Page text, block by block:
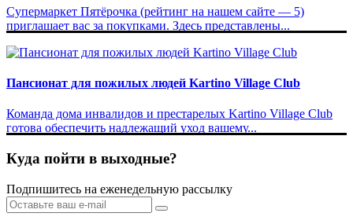
Супермаркет Пятёрочка (рейтинг на нашем сайте — 5)
приглашает вас за покупками. Здесь представлены...
Пансионат для пожилых людей Kartino Village Club
Команда дома инвалидов и престарелых Kartino Village Club
готова обеспечить надлежащий уход вашему...
Куда пойти в выходные?
Подпишитесь на еженедельную рассылку